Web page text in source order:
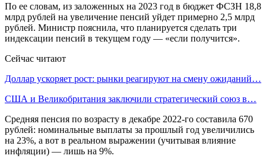
По ее словам, из заложенных на 2023 год в бюджет ФСЗН 18,8
млрд рублей на увеличение пенсий уйдет примерно 2,5 млрд
рублей. Министр пояснила, что планируется сделать три
индексации пенсий в текущем году — «если получится».
Сейчас читают
Доллар ускоряет рост: рынки реагируют на смену ожиданий…
США и Великобритания заключили стратегический союз в…
Средняя пенсия по возрасту в декабре 2022-го составила 670
рублей: номинальные выплаты за прошлый год увеличились
на 23%, а вот в реальном выражении (учитывая влияние
инфляции) — лишь на 9%.